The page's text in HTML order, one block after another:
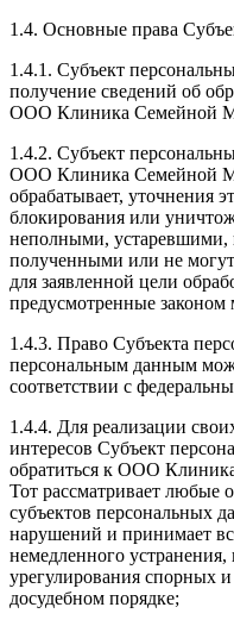
1.4. Основные права
1.4.1. Субъект
получение сведений об
ООО Клиника Семейной
1.4.2. Субъект
ООО Клиника Семейной
обрабатывает, уточнения
блокирования или
неполными, устаревшими,
полученными или не
для заявленной цели
предусмотренные
1.4.3. Право Субъекта
персональным данным
соответствии с
1.4.4. Для реализации
интересов Субъект
обратиться к ООО
Тот рассматривает любые
субъектов персональных
нарушений и принимает
немедленного
урегулирования спорных
досудебном порядке;